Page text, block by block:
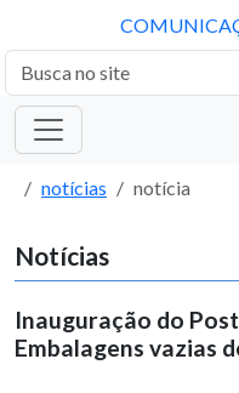
notícias notícia
Notícias
Inauguração do
Embalagens vazias